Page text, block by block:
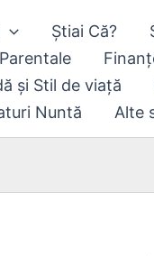
Știai Că?
și Stil de viață
Nuntă Alte